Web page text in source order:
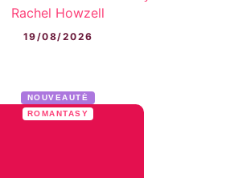
Rachel Howzell
19/08/2026
NOUVEAUTÉ
ROMANTASY